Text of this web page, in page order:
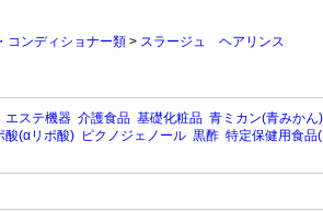
コンディショナー類 > スラージュ ヘアリンス
エステ機器 介護食品 基礎化粧品 青ミカン(青みかん)
酸(αリポ酸) ピクノジェノール 黒酢 特定保健用食品